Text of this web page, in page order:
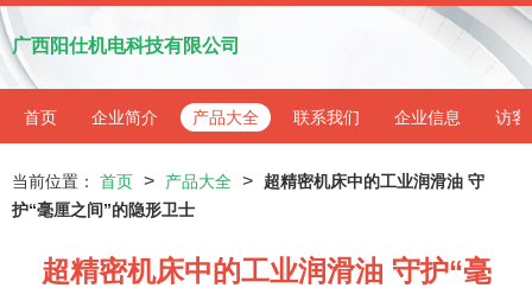
广西阳仕机电科技有限公司
首页 企业简介 产品大全 联系我们 企业信息 访客
当前位置： 首页 > 产品大全 >
超精密机床中的工业润滑油 守
护“毫厘之间”的隐形卫士
超精密机床中的工业润滑油 守护“毫